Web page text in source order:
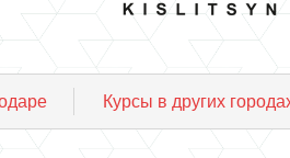
Курсы в других